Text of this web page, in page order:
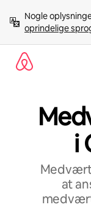
videre
indhold
Nogle
oprindelige
i
at